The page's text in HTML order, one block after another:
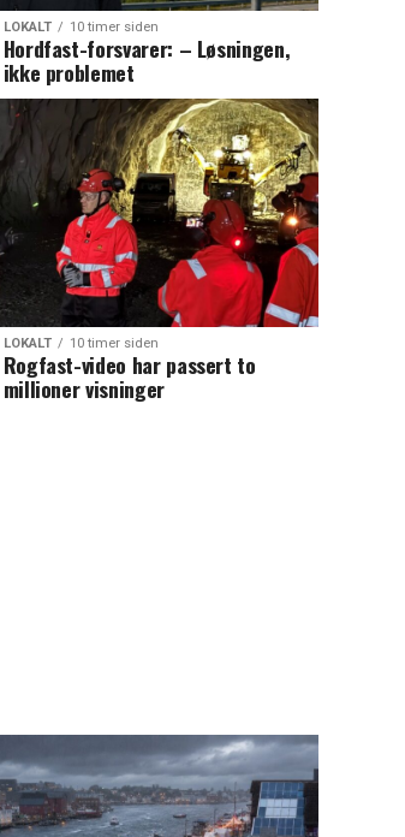
LOKALT 10 timer siden
Hordfast-forsvarer: – Løsningen,
ikke problemet
LOKALT 10 timer siden
Rogfast-video har passert to
millioner visninger